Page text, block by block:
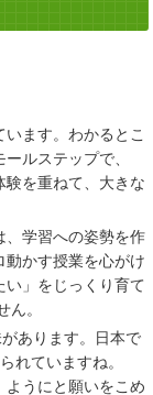
2025
更新しました。
新しました。
合格実績
います。わかるとこ
ルステップで、
験を重ねて、大きな
、学習への姿勢を作
動かす授業を心がけ
い」をじっくり育て
。
あります。日本で
れていますね。
ようにと願いをこめ